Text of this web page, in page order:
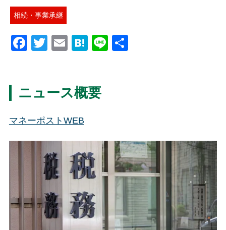
相続・事業承継
Facebook
Twitter
EmailHatena
Line共
ニュース概要
マネーポストWEB